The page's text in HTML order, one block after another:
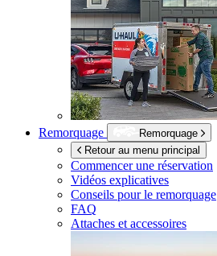
Remorquage
Remorquage
Retour au menu principal
Commencer une réservation
Vidéos explicatives
Conseils pour le remorquage
FAQ
Attaches et accessoires